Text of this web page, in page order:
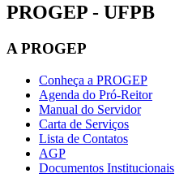
PROGEP - UFPB
A PROGEP
Conheça a PROGEP
Agenda do Pró-Reitor
Manual do Servidor
Carta de Serviços
Lista de Contatos
AGP
Documentos Institucionais